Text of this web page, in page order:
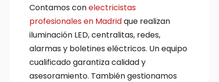
Contamos conelectricistas
profesionales en Madridque realizan
iluminación LED, centralitas, redes,
alarmas y boletines eléctricos. Un equipo
cualificado garantiza calidad y
asesoramiento. También gestionamos